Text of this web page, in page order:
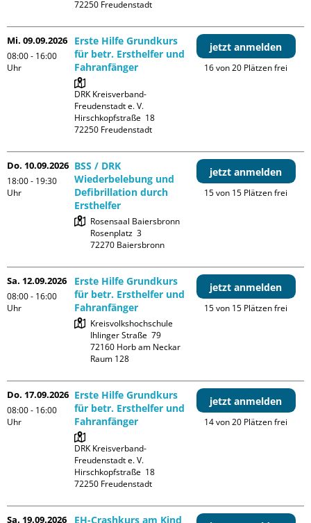
Mi. 09.09.2026
08:00 - 16:00
Uhr
Erste Hilfe Grundkurs
für betr. Ersthelfer und
Fahranfänger
DRK Kreisverband-
Freudenstadt e. V.
Hirschkopfstraße  18
jetzt anmelden
16 von 20 Plätzen frei
Do. 10.09.2026
18:00 - 19:30
Uhr
BSS / DRK
Wiederbelebung und
Defibrillation durch
Ersthelfer
Rosensaal Baiersbronn
Rosenplatz  3
jetzt anmelden
15 von 15 Plätzen frei
Sa. 12.09.2026
08:00 - 16:00
Uhr
Erste Hilfe Grundkurs
für betr. Ersthelfer und
Fahranfänger
Kreisvolkshochschule
Ihlinger Straße  79
72160 Horb am Neckar
Raum 128
jetzt anmelden
15 von 15 Plätzen frei
Do. 17.09.2026
08:00 - 16:00
Uhr
Erste Hilfe Grundkurs
für betr. Ersthelfer und
Fahranfänger
DRK Kreisverband-
Freudenstadt e. V.
Hirschkopfstraße  18
jetzt anmelden
14 von 20 Plätzen frei
Sa. 19.09.2026 EH-Crashkurs am Kind